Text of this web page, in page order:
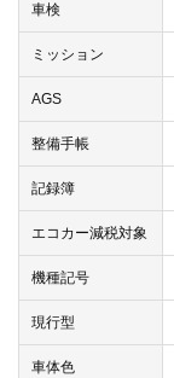
車検
ミッション
AGS
整備手帳
記録簿
エコカー減税対象
機種記号
現行型
車体色